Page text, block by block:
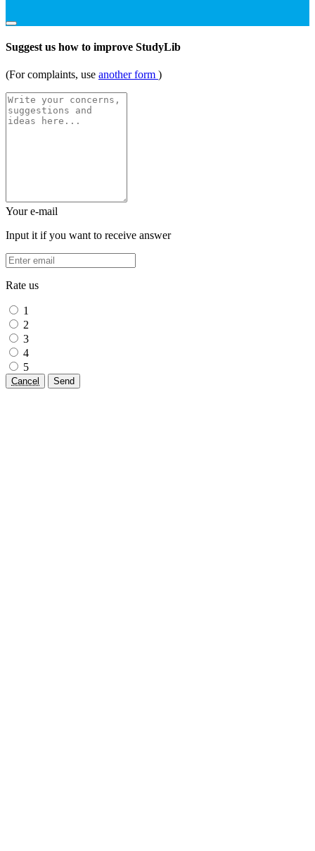
Suggest us how to improve StudyLib
(For complaints, use another form )
Your e-mail
Input it if you want to receive answer
Rate us
1
2
3
4
5
Cancel Send